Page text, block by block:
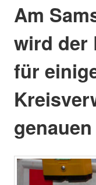
Am
wird der
für